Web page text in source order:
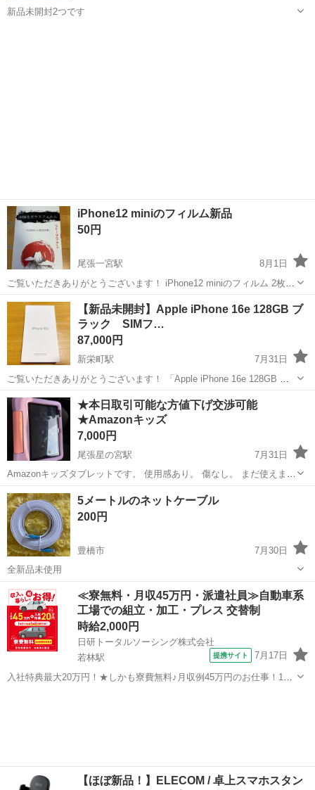
新品未開封2つです
iPhone12 miniのフィルム新品
50円
尾張一宮駅
8月1日
ご覧いただきありがとうございます！ iPhone12 miniのフィルム 2枚入
ってましたが、1枚使って 新品1枚残ってます。 携帯を変えたので使わ
なくなり、誰かに使っていただければと思い出品しました。 取引場所
はロー...
愛知 一宮市 尾張一宮駅
【新品未開封】Apple iPhone 16e 128GB ブ
ラック SIMフ…
87,000円
新栄町駅
7月31日
ご覧いただきありがとうございます！ 「Apple iPhone 16e 128GB ブ
ラック」の新品未開封品です。 機種変更や買い替えをご検討中の方に
ぜひおすすめです。 【商品情報】 ・機種：iPhone 16e ・容量...
愛知 名古屋市 新栄町駅 その他
★本日取引可能な方値下げ交渉可能
★Amazonキッズ
7,000円
尾張星の宮駅
7月31日
Amazonキッズタブレットです。 使用感あり。 傷なし。 まだ使えま
す！
愛知 名古屋市 尾張星の宮駅
5メートルのネットケーブル
200円
豊橋市
7月30日
全新品未使用
愛知 豊橋市 その他
≪寮無料・月収45万円・派遣社員≫自動車系
工場での組立・加工・プレス 交替制
時給2,000円
日研トータルソーシング株式会社
若林駅
提携サイト 7月17日
入社特典最大20万円！★しかも寮費無料♪月収例45万円のお仕事！1年
【ほぼ新品！】ELECOM / 卓上スマホスタン